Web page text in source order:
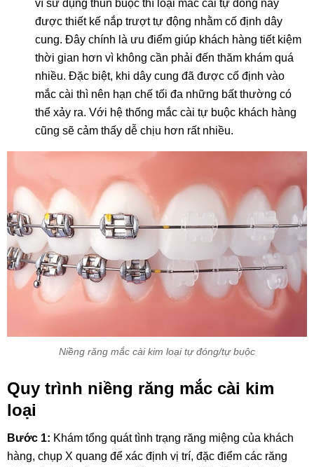
vì sử dụng thun buộc thì loại mắc cài tự đóng này
được thiết kế nắp trượt tự động nhằm cố định dây
cung. Đây chính là ưu điểm giúp khách hàng tiết kiệm
thời gian hơn vì không cần phải đến thăm khám quá
nhiều. Đặc biệt, khi dây cung đã được cố định vào
mắc cài thì nên hạn chế tối đa những bất thường có
thể xảy ra. Với hệ thống mắc cài tự buộc khách hàng
cũng sẽ cảm thấy dễ chịu hơn rất nhiều.
Niềng răng mắc cài kim loại tự đóng/tự buộc
Quy trình niềng răng mắc cài kim
loại
Bước 1: Khám tổng quát tình trạng răng miệng của khách
hàng, chụp X quang để xác định vị trí, đặc điểm các răng